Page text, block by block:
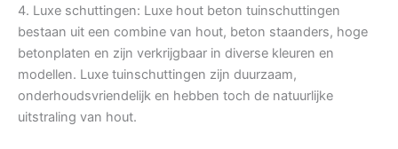
4. Luxe schuttingen: Luxe hout beton tuinschuttingen
bestaan uit een combine van hout, beton staanders, hoge
betonplaten en zijn verkrijgbaar in diverse kleuren en
modellen. Luxe tuinschuttingen zijn duurzaam,
onderhoudsvriendelijk en hebben toch de natuurlijke
uitstraling van hout.